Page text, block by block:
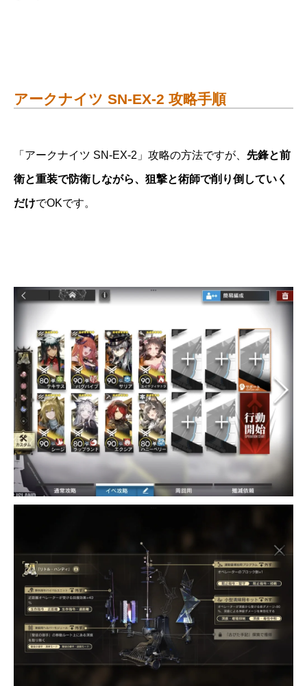
アークナイツ SN-EX-2 攻略手順
「アークナイツ SN-EX-2」攻略の方法ですが、 先鋒と前
衛と重装で防衛しながら、狙撃と術師で削り倒していく
だけでOKです。